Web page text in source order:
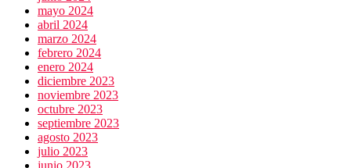
mayo 2024
abril 2024
marzo 2024
febrero 2024
enero 2024
diciembre 2023
noviembre 2023
octubre 2023
septiembre 2023
agosto 2023
julio 2023
junio 2023